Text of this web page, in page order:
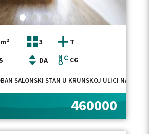
3
T
DA CG
SALONSKI STAN U KRUNSKOJ ULICI NA
460000